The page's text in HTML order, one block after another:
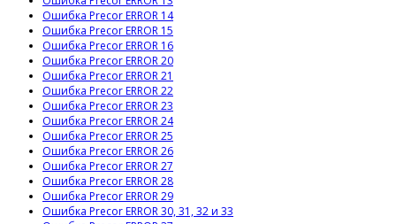
Ошибка Precor ERROR 14
Ошибка Precor ERROR 15
Ошибка Precor ERROR 16
Ошибка Precor ERROR 20
Ошибка Precor ERROR 21
Ошибка Precor ERROR 22
Ошибка Precor ERROR 23
Ошибка Precor ERROR 24
Ошибка Precor ERROR 25
Ошибка Precor ERROR 26
Ошибка Precor ERROR 27
Ошибка Precor ERROR 28
Ошибка Precor ERROR 29
Ошибка Precor ERROR 30, 31, 32 и 33